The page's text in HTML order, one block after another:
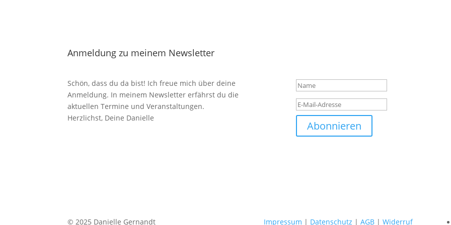
Anmeldung zu meinem Newsletter
Schön, dass du da bist! Ich freue mich über deine
Anmeldung. In meinem Newsletter erfährst du die
aktuellen Termine und Veranstaltungen.
Herzlichst, Deine Danielle
Abonnieren
© 2025 Danielle Gernandt Impressum | Datenschutz | AGB| Widerruf